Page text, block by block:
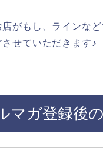
がもし、ラインな
せていただきます♪
マガ登録後